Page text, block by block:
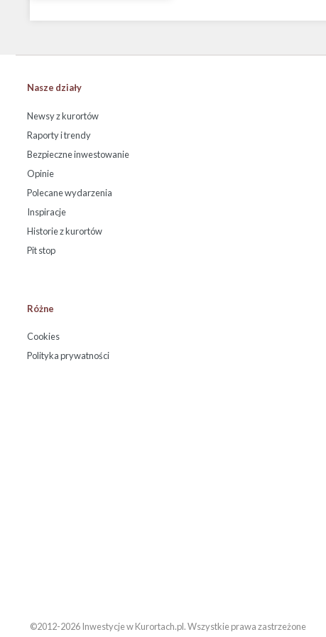
Nasze działy
Newsy z kurortów
Raporty i trendy
Bezpieczne inwestowanie
Opinie
Polecane wydarzenia
Inspiracje
Historie z kurortów
Pit stop
Różne
Cookies
Polityka prywatności
©2012-2026 Inwestycje w Kurortach.pl. Wszystkie prawa zastrzeżone